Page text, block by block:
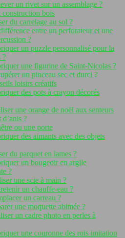
un rivet sur un assemblage ?
construction bois
du carrelage au sol ?
entre un perforateur et une
?
un puzzle personnalisé pour la
?
une figurine de Saint-Nicolas ?
un pinceau sec et durci ?
loisirs créatifs
des pots à crayon décorés
une orange de noël aux senteurs
d’anis ?
ou une porte
des aimants avec des objets
du parquet en lames ?
un bougeoir en argile
?
une scie à main ?
un chauffe-eau ?
un carreau ?
une moquette abimée ?
un cadre photo en perles à
une couronne des rois imitation